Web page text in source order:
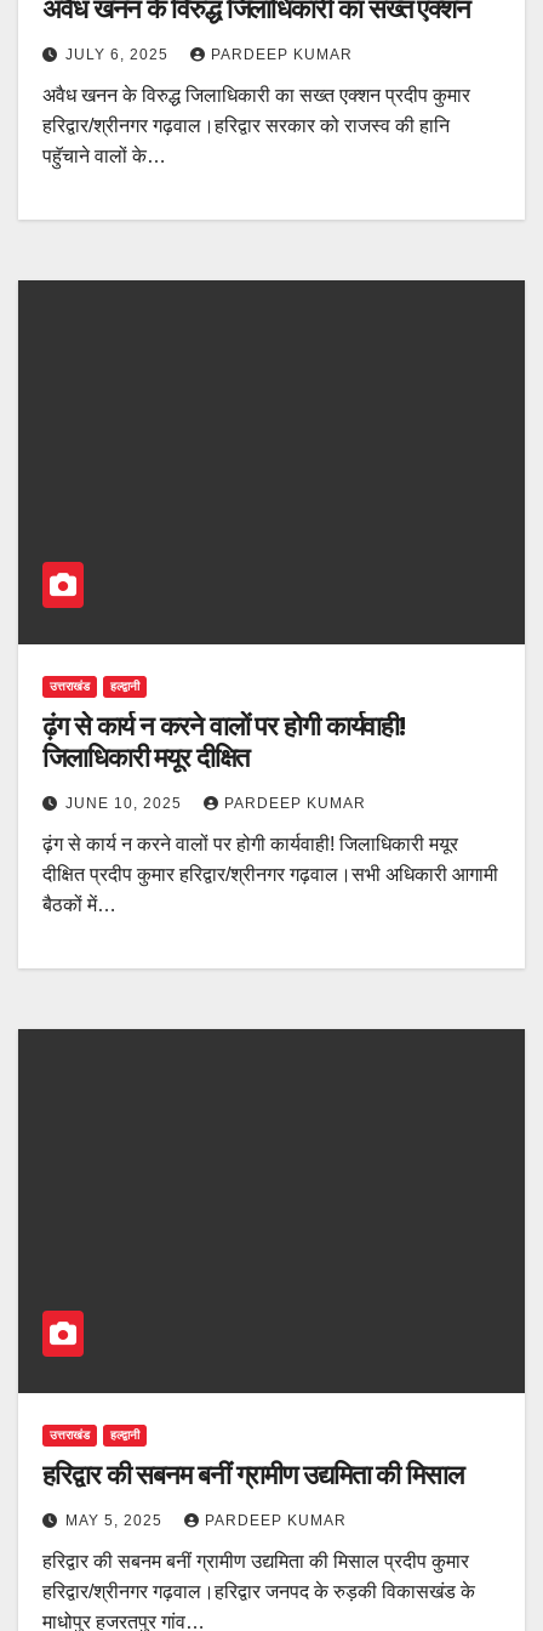
अवैध खनन के विरुद्ध जिलाधिकारी का सख्त एक्शन
JULY 6, 2025 PARDEEP KUMAR
अवैध खनन के विरुद्ध जिलाधिकारी का सख्त एक्शन प्रदीप कुमार
हरिद्वार/श्रीनगर गढ़वाल।हरिद्वार सरकार को राजस्व की हानि
पहुॅचाने वालों के…
उत्तराखंड हल्द्वानी
ढ़ंग से कार्य न करने वालों पर होगी कार्यवाही!
जिलाधिकारी मयूर दीक्षित
JUNE 10, 2025 PARDEEP KUMAR
ढ़ंग से कार्य न करने वालों पर होगी कार्यवाही! जिलाधिकारी मयूर
दीक्षित प्रदीप कुमार हरिद्वार/श्रीनगर गढ़वाल।सभी अधिकारी आगामी
बैठकों में…
उत्तराखंड हल्द्वानी
हरिद्वार की सबनम बनीं ग्रामीण उद्यमिता की मिसाल
MAY 5, 2025 PARDEEP KUMAR
हरिद्वार की सबनम बनीं ग्रामीण उद्यमिता की मिसाल प्रदीप कुमार
हरिद्वार/श्रीनगर गढ़वाल।हरिद्वार जनपद के रुड़की विकासखंड के
माधोपुर हजरतपुर गांव…